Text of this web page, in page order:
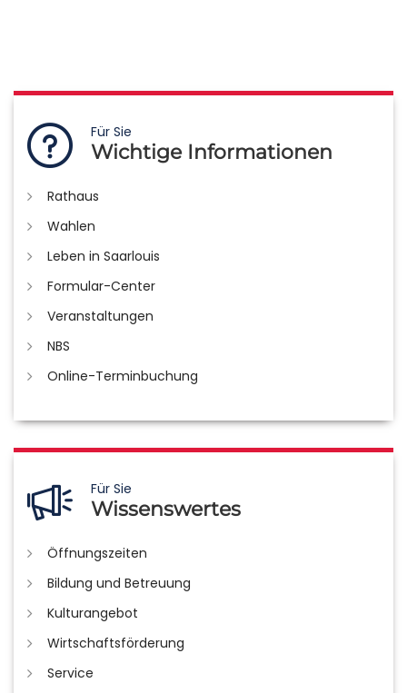
Für Sie
Wichtige Informationen
Rathaus
Wahlen
Leben in Saarlouis
Formular-Center
Veranstaltungen
NBS
Online-Terminbuchung
Für Sie
Wissenswertes
Öffnungszeiten
Bildung und Betreuung
Kulturangebot
Wirtschaftsförderung
Service